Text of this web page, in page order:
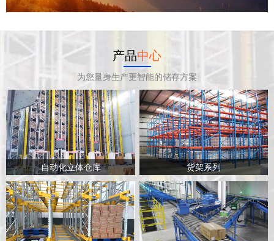
产品中心
为您量身生产更智能的储存方案
自动化立体仓库 货架系列